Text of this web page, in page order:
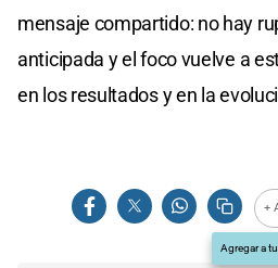
mensaje compartido: no hay
anticipada y el foco vuelve a
en los resultados y en la
+
Agregar a